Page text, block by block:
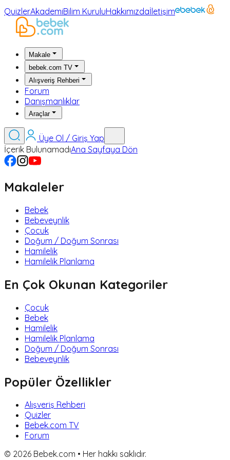
QuizlerAkademiBilim KuruluHakkımızdaİletişim
Makale
bebek.com TV
Alışveriş Rehberi
Forum
Danışmanlıklar
Araçlar
Üye Ol / Giriş Yap
İçerik BulunamadıAna Sayfaya Dön
Makaleler
Bebek
Bebeveynlik
Çocuk
Doğum / Doğum Sonrası
Hamilelik
Hamilelik Planlama
En Çok Okunan Kategoriler
Çocuk
Bebek
Hamilelik
Hamilelik Planlama
Doğum / Doğum Sonrası
Bebeveynlik
Popüler Özellikler
Alışveriş Rehberi
Quizler
Bebek.com TV
Forum
© 2026 Bebek.com • Her hakkı saklıdır.